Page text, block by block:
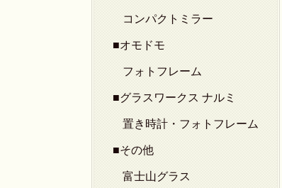
コンパクトミラー
■オモドモ
フォトフレーム
■グラスワークス ナルミ
置き時計・フォトフレーム
■その他
富士山グラス